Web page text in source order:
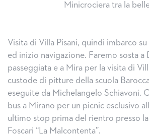
Minicrociera tra la
Visita di Villa Pisani, quindi imbarco
ed inizio navigazione. Faremo sosta a
passeggiata e a Mira per la visita di
custode di pitture della scuola
eseguite da Michelangelo Schiavoni.
bus a Mirano per un picnic esclusivo
ultimo stop prima del rientro presso
Foscari “La Malcontenta”.